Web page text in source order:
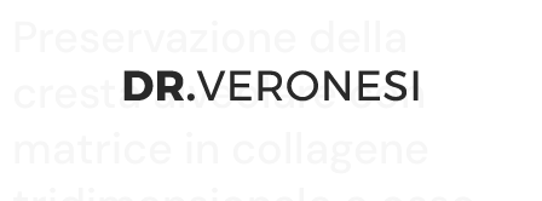
cresta alveolare con